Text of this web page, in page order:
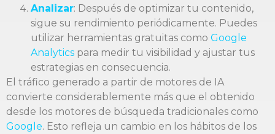
Analizar: Después de optimizar tu contenido,
sigue su rendimiento periódicamente. Puedes
utilizar herramientas gratuitas como Google
Analytics para medir tu visibilidad y ajustar tus
estrategias en consecuencia.
El tráfico generado a partir de motores de IA
convierte considerablemente más que el obtenido
desde los motores de búsqueda tradicionales como
Google. Esto refleja un cambio en los hábitos de los